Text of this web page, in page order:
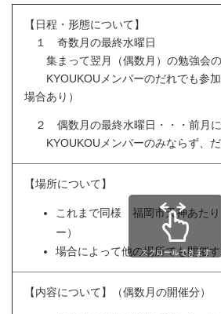
【日程・形態について】
１ 奇数月の最終水曜日
集まって翌月（偶数月）の勉強会の
KYOUKOUメンバーのだれでも参加
場合あり）
２ 偶数月の最終水曜日・・・前月
KYOUKOUメンバーのみならず、だ
【場所について】
これまで同様 福岡市天神あた
ー）
場合によって他の場所でも開催
【内容について】（偶数月の開催分）
スクロールできます